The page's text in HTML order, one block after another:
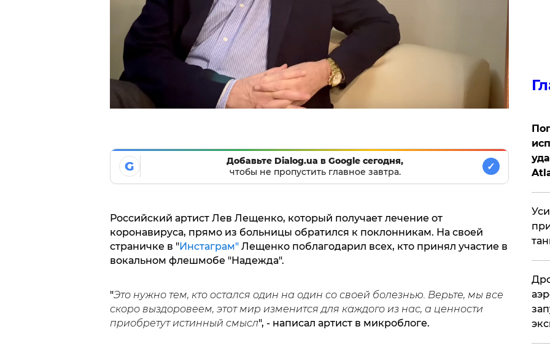
G
Добавьте Dialog.ua в Google сегодня,
чтобы не пропустить главное завтра.
✓
Российский артист Лев Лещенко, который получает лечение от
коронавируса, прямо из больницы обратился к поклонникам. На своей
страничке в "Инстаграм"Лещенко поблагодарил всех, кто принял участие в
вокальном флешмобе "Надежда".
"Это нужно тем, кто остался один на один со своей болезнью. Верьте, мы все
скоро выздоровеем, этот мир изменится для каждого из нас, а ценности
приобретут истинный смысл", - написал артист в микроблоге.